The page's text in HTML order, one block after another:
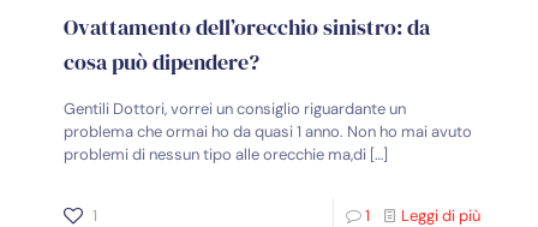
Ovattamento dell’orecchio sinistro: da
cosa può dipendere?
Gentili Dottori, vorrei un consiglio riguardante un
problema che ormai ho da quasi 1 anno. Non ho mai avuto
problemi di nessun tipo alle orecchie ma,di […]
1 1 Leggi di più